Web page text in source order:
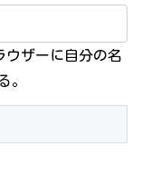
ウザーに自分の名
。